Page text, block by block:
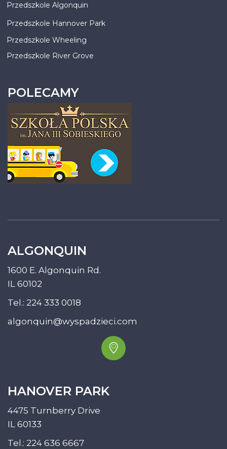
Przedszkole Algonquin
Przedszkole Hannover Park
Przedszkole Wheeling
Przedszkole River Grove
POLECAMY
ALGONQUIN
1600 E. Algonquin Rd.
IL 60102
Tel.: 224 333 0018
algonquin@wyspadzieci.com
HANOVER PARK
4475 Turnberry Drive
IL 60133
Tel.: 224 636 6667